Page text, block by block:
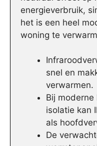
energieverbruik,
het is een heel
woning te
snel en
verwarmen.
Bij
isolatie kan
als
De